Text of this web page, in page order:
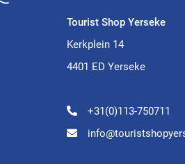
Tourist Shop Yerseke
Kerkplein 14
4401 ED Yerseke
+31(0)113-750711